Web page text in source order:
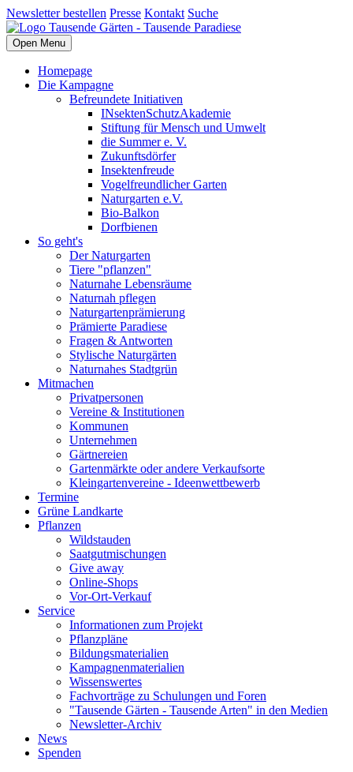
Newsletter bestellen Presse Kontakt Suche
Open Menu
Homepage
Die Kampagne
Befreundete Initiativen
INsektenSchutzAkademie
Stiftung für Mensch und Umwelt
die Summer e. V.
Zukunftsdörfer
Insektenfreude
Vogelfreundlicher Garten
Naturgarten e.V.
Bio-Balkon
Dorfbienen
So geht's
Der Naturgarten
Tiere "pflanzen"
Naturnahe Lebensräume
Naturnah pflegen
Naturgartenprämierung
Prämierte Paradiese
Fragen & Antworten
Stylische Naturgärten
Naturnahes Stadtgrün
Mitmachen
Privatpersonen
Vereine & Institutionen
Kommunen
Unternehmen
Gärtnereien
Gartenmärkte oder andere Verkaufsorte
Kleingartenvereine - Ideenwettbewerb
Termine
Grüne Landkarte
Pflanzen
Wildstauden
Saatgutmischungen
Give away
Online-Shops
Vor-Ort-Verkauf
Service
Informationen zum Projekt
Pflanzpläne
Bildungsmaterialien
Kampagnenmaterialien
Wissenswertes
Fachvorträge zu Schulungen und Foren
"Tausende Gärten - Tausende Arten" in den Medien
Newsletter-Archiv
News
Spenden